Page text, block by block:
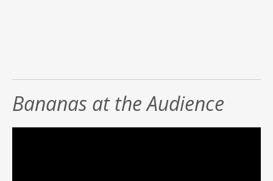
Bananas at the Audience